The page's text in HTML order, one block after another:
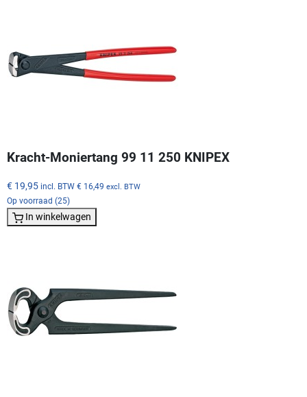
Kracht-Moniertang 99 11 250 KNIPEX
€ 19,95 incl. BTW € 16,49 excl. BTW
Op voorraad (25)
In winkelwagen